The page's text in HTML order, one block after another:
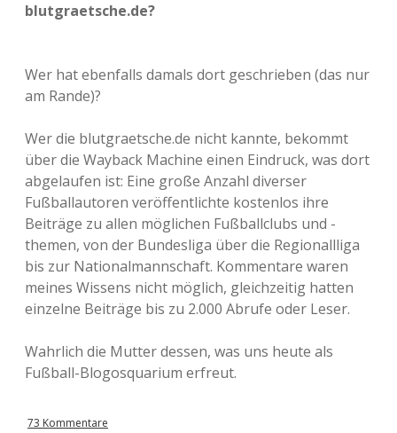
blutgraetsche.de?
Wer hat ebenfalls damals dort geschrieben (das nur
am Rande)?
Wer die blutgraetsche.de nicht kannte, bekommt
über die Wayback Machine einen Eindruck, was dort
abgelaufen ist: Eine große Anzahl diverser
Fußballautoren veröffentlichte kostenlos ihre
Beiträge zu allen möglichen Fußballclubs und -
themen, von der Bundesliga über die Regionallliga
bis zur Nationalmannschaft. Kommentare waren
meines Wissens nicht möglich, gleichzeitig hatten
einzelne Beiträge bis zu 2.000 Abrufe oder Leser.
Wahrlich die Mutter dessen, was uns heute als
Fußball-Blogosquarium erfreut.
73 Kommentare